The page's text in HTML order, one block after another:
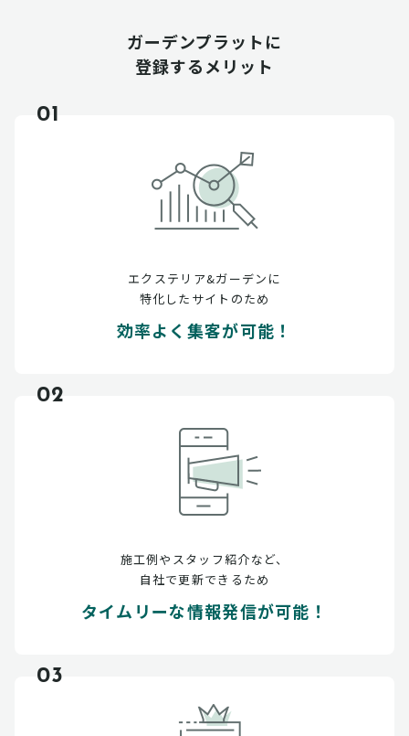
ガーデンプラットに
登録するメリット
01
エクステリア&ガーデンに
特化したサイトのため
効率よく集客が可能！
02
施工例やスタッフ紹介など、
自社で更新できるため
タイムリーな情報発信が可能！
03